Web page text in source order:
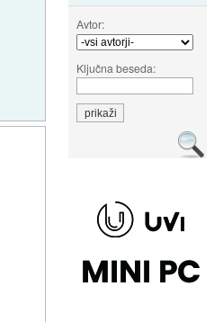
Avtor:
Ključna beseda: